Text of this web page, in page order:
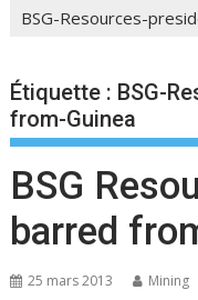
BSG-Resources-
Étiquette : BSG-
from-Guinea
BSG
barred
25 mars 2013 Mining